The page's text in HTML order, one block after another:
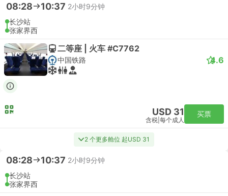
08:28 10:37 2小时9分钟
长沙站
张家界西
二等座 | 火车 #C7762
中国铁路 4.6
USD 31
含税 每个成人
买票
2 个更多舱位 起USD 31
08:28 10:37 2小时9分钟
长沙站
张家界西